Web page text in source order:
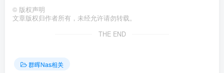
© 版权声明
文章版权归作者所有，未经允许请勿转载。
THE END
群晖Nas相关